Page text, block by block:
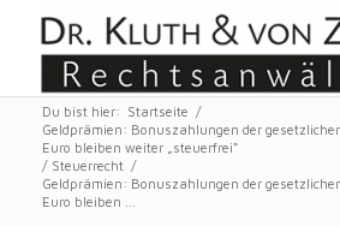
Du bist hier: Startseite
/
Geldprämien: Bonuszahlungen der
Euro bleiben weiter „steuerfrei“
/ Steuerrecht /
Geldprämien: Bonuszahlungen der
Euro bleiben ...